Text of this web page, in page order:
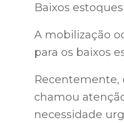
Baixos
A mobilização
para os baixos
Recentemente,
chamou
necessidade